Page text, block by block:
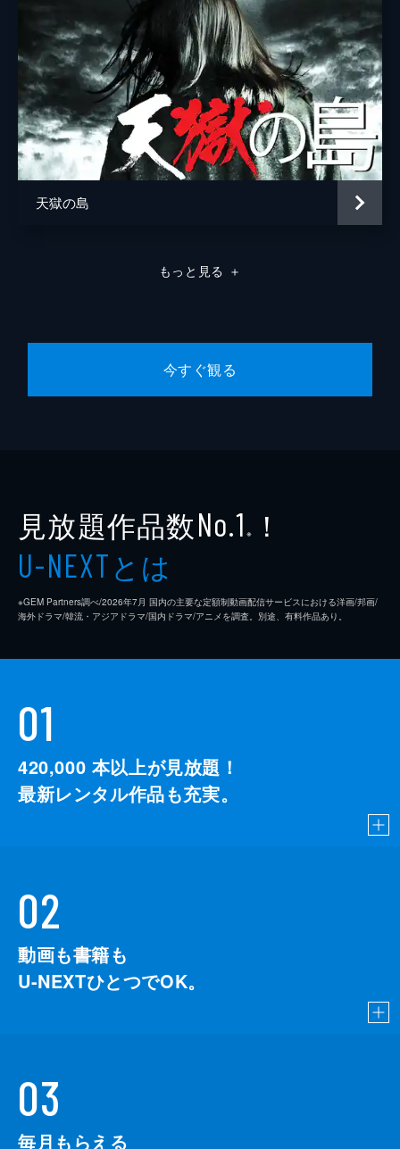
天獄の島
もっと見る ＋
今すぐ観る
見放題作品数No.1 ※ ！
U-NEXTとは
※GEM Partners調べ/2026年7⽉ 国内の主要な定額制動画配信サービスにおける洋画/邦画/
海外ドラマ/韓流・アジアドラマ/国内ドラマ/アニメを調査。別途、有料作品あり。
01
420,000 本以上が見放題！
最新レンタル作品も充実。
02
動画も書籍も
U-NEXTひとつでOK。
03
毎月もらえる